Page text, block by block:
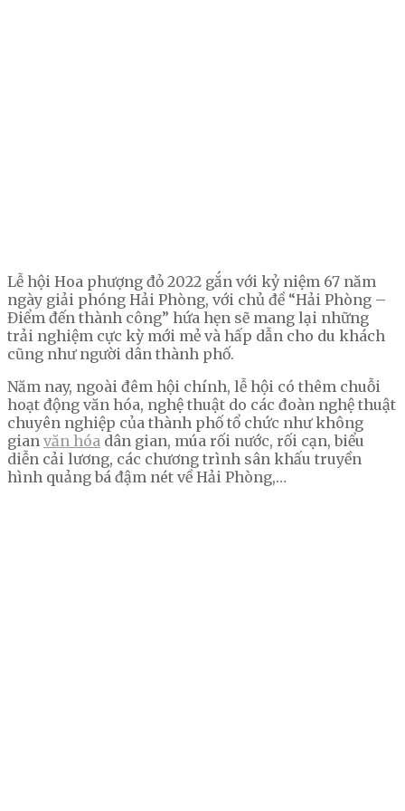
Lễ hội Hoa phượng đỏ 2022 gắn với kỷ niệm 67 năm
ngày giải phóng Hải Phòng, với chủ đề “Hải Phòng –
Điểm đến thành công” hứa hẹn sẽ mang lại những
trải nghiệm cực kỳ mới mẻ và hấp dẫn cho du khách
cũng như người dân thành phố.
Năm nay, ngoài đêm hội chính, lễ hội có thêm chuỗi
hoạt động văn hóa, nghệ thuật do các đoàn nghệ thuật
chuyên nghiệp của thành phố tổ chức như không
gian văn hóa dân gian, múa rối nước, rối cạn, biểu
diễn cải lương, các chương trình sân khấu truyền
hình quảng bá đậm nét về Hải Phòng,…